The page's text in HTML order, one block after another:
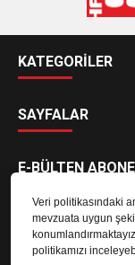
Veri politikasındaki
mevzuata uygun
politikamızı
KATEGORİLER
SAYFALAR
E-BÜLTEN
E-Bülten aboneliği ile